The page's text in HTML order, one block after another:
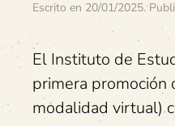
Escrito en 20/01/2025.
El Instituto de
primera promoción
modalidad virtual)